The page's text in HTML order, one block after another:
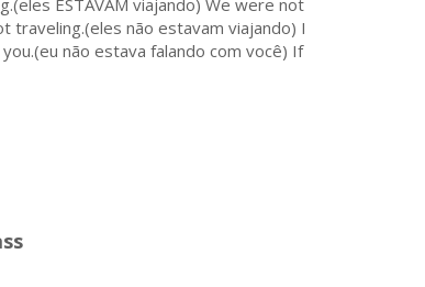
ESTAVAM viajando) We were not
não estavam viajando) I
não estava falando com você) If